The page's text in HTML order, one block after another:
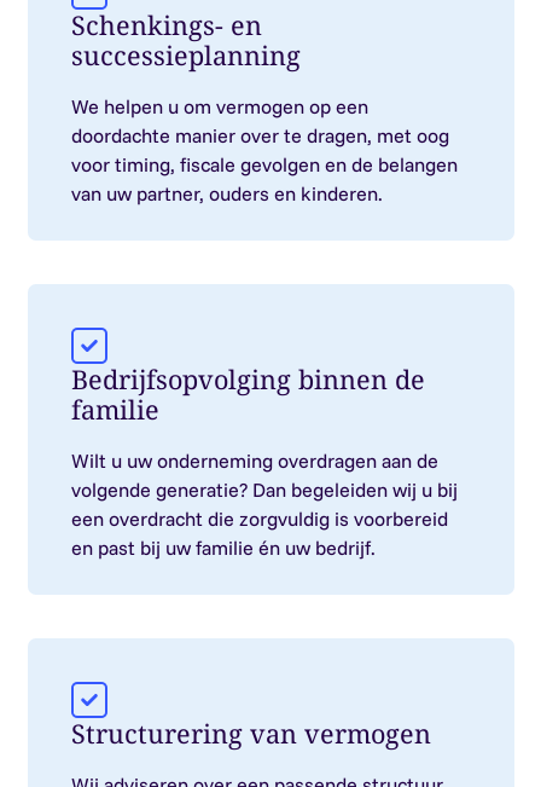
Schenkings- en
successieplanning
We helpen u om vermogen op een
doordachte manier over te dragen, met oog
voor timing, fiscale gevolgen en de belangen
van uw partner, ouders en kinderen.
Bedrijfsopvolging binnen de
familie
Wilt u uw onderneming overdragen aan de
volgende generatie? Dan begeleiden wij u bij
een overdracht die zorgvuldig is voorbereid
en past bij uw familie én uw bedrijf.
Structurering van vermogen